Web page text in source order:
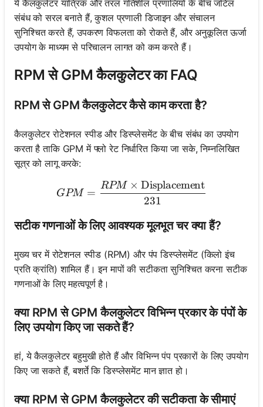
ये कैलकुलेटर यांत्रिक और तरल गतिशील प्रणालियों के बीच जटिल
संबंध को सरल बनाते हैं, कुशल प्रणाली डिजाइन और संचालन
सुनिश्चित करते हैं, उपकरण विफलता को रोकते हैं, और अनुकूलित ऊर्जा
उपयोग के माध्यम से परिचालन लागत को कम करते हैं।
RPM से GPM कैलकुलेटर का FAQ
RPM से GPM कैलकुलेटर कैसे काम करता है?
कैलकुलेटर रोटेशनल स्पीड और डिस्प्लेसमेंट के बीच संबंध का उपयोग
करता है ताकि GPM में फ्लो रेट निर्धारित किया जा सके, निम्नलिखित
सूत्र को लागू करके:
GPM = \frac{RPM
GPM =
231
RPM × Displacement
सटीक गणनाओं के लिए आवश्यक मूलभूत चर क्या हैं?
मुख्य चर में रोटेशनल स्पीड (RPM) और पंप डिस्प्लेसमेंट (किलो इंच
प्रति क्रांति) शामिल हैं। इन मापों की सटीकता सुनिश्चित करना सटीक
गणनाओं के लिए महत्वपूर्ण है।
क्या RPM से GPM कैलकुलेटर विभिन्न प्रकार के पंपों के
लिए उपयोग किए जा सकते हैं?
हां, ये कैलकुलेटर बहुमुखी होते हैं और विभिन्न पंप प्रकारों के लिए उपयोग
किए जा सकते हैं, बशर्ते कि डिस्प्लेसमेंट मान ज्ञात हो।
क्या RPM से GPM कैलकुलेटर की सटीकता के सीमाएं